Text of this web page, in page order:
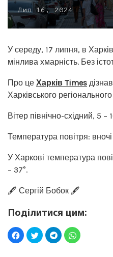
Лип 16, 2024
У середу, 17 липня, в
мінлива хмарність. Без
Про це Харків Times
Харківського
Вітер північно-східний, 5 –
Температура повітря:
У Харкові температура
– 37°.
🖋️ Сергій Бобок 🖋️
Поділитися цим: